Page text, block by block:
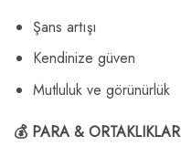
Şans artışı
Kendinize güven
Mutluluk ve görünürlük
💰 PARA & ORTAKLIKLAR